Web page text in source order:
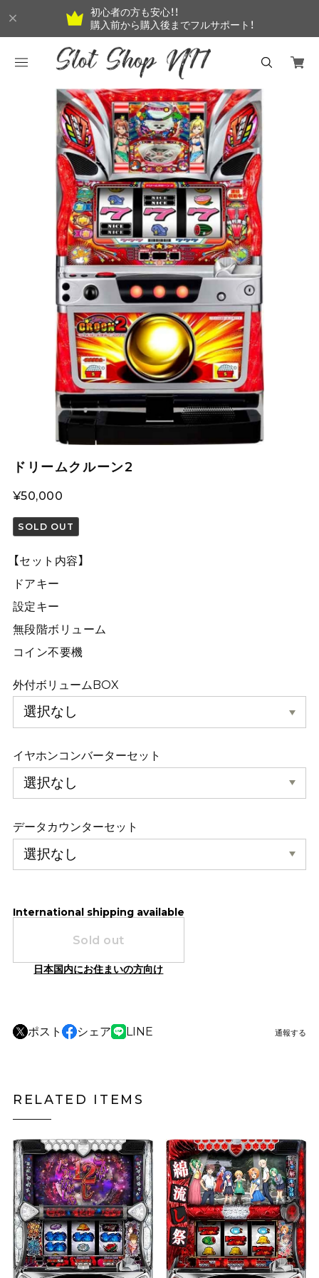
初心者の方も安心！！
購入前から購入後までフルサポート！
ドリームクルーン2
¥50,000
SOLD OUT
【セット内容】
ドアキー
設定キー
無段階ボリューム
コイン不要機
外付ボリュームBOX
イヤホンコンバーターセット
データカウンターセット
International shipping available
Sold out
日本国内にお住まいの方向け
ポスト シェア LINE 通報する
RELATED ITEMS